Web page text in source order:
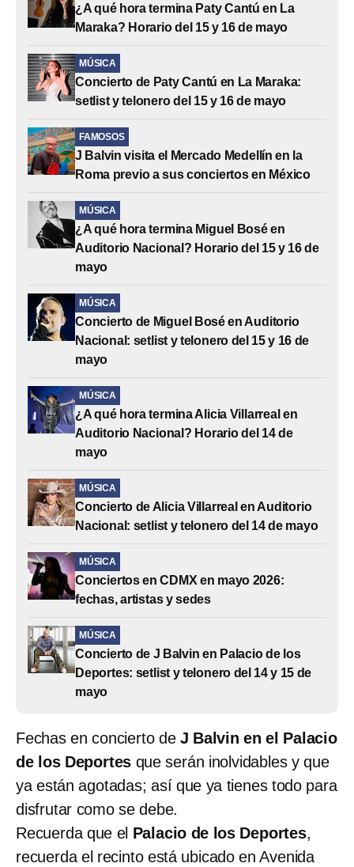
¿A qué hora termina Paty Cantú en La
Maraka? Horario del 15 y 16 de mayo
MÚSICA
Concierto de Paty Cantú en La Maraka:
setlist y telonero del 15 y 16 de mayo
FAMOSOS
J Balvin visita el Mercado Medellín en la
Roma previo a sus conciertos en México
MÚSICA
¿A qué hora termina Miguel Bosé en
Auditorio Nacional? Horario del 15 y 16 de
mayo
MÚSICA
Concierto de Miguel Bosé en Auditorio
Nacional: setlist y telonero del 15 y 16 de
mayo
MÚSICA
¿A qué hora termina Alicia Villarreal en
Auditorio Nacional? Horario del 14 de
mayo
MÚSICA
Concierto de Alicia Villarreal en Auditorio
Nacional: setlist y telonero del 14 de mayo
MÚSICA
Conciertos en CDMX en mayo 2026:
fechas, artistas y sedes
MÚSICA
Concierto de J Balvin en Palacio de los
Deportes: setlist y telonero del 14 y 15 de
mayo
Fechas en concierto deJ Balvin en el Palacio
de los Deportes que serán inolvidables y que
ya están agotadas; así que ya tienes todo para
disfrutar como se debe.
Recuerda que el Palacio de los Deportes,
recuerda el recinto está ubicado en Avenida